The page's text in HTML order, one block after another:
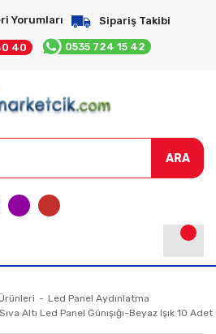
Yorumları Sipariş Takibi
40 0535 724 15 42
ARA
Led Panel Aydınlatma
Altı Led Panel Günışığı-Beyaz Işık 10 Adet